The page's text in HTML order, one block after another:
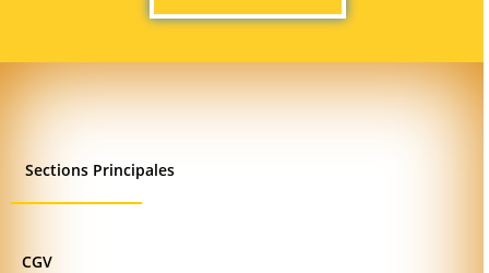
Sections Principales
CGV